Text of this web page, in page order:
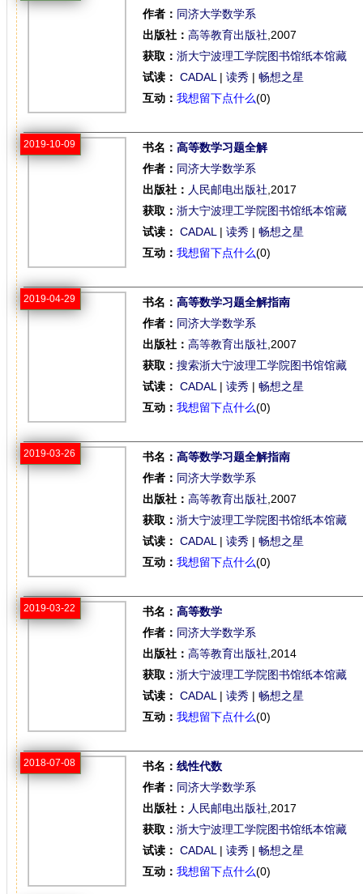
作者： 同济大学数学系
出版社： 高等教育出版社 ,2007
获取： 浙大宁波理工学院图书馆纸本馆藏
试读： CADAL | 读秀 | 畅想之星
互动： 我想留下点什么(0)
2019-10-09 书名： 高等数学习题全解
作者： 同济大学数学系
出版社： 人民邮电出版社 ,2017
获取： 浙大宁波理工学院图书馆纸本馆藏
试读： CADAL | 读秀 | 畅想之星
互动： 我想留下点什么(0)
2019-04-29 书名： 高等数学习题全解指南
作者： 同济大学数学系
出版社： 高等教育出版社 ,2007
获取： 搜索浙大宁波理工学院图书馆馆藏
试读： CADAL | 读秀 | 畅想之星
互动： 我想留下点什么(0)
2019-03-26 书名： 高等数学习题全解指南
作者： 同济大学数学系
出版社： 高等教育出版社 ,2007
获取： 浙大宁波理工学院图书馆纸本馆藏
试读： CADAL | 读秀 | 畅想之星
互动： 我想留下点什么(0)
2019-03-22 书名： 高等数学
作者： 同济大学数学系
出版社： 高等教育出版社 ,2014
获取： 浙大宁波理工学院图书馆纸本馆藏
试读： CADAL | 读秀 | 畅想之星
互动： 我想留下点什么(0)
2018-07-08 书名： 线性代数
作者： 同济大学数学系
出版社： 人民邮电出版社 ,2017
获取： 浙大宁波理工学院图书馆纸本馆藏
试读： CADAL | 读秀 | 畅想之星
互动： 我想留下点什么(0)